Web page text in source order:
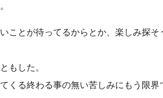
ことが待ってるからとか、楽しみ探そ
もした。
くる終わる事の無い苦しみにもう限界